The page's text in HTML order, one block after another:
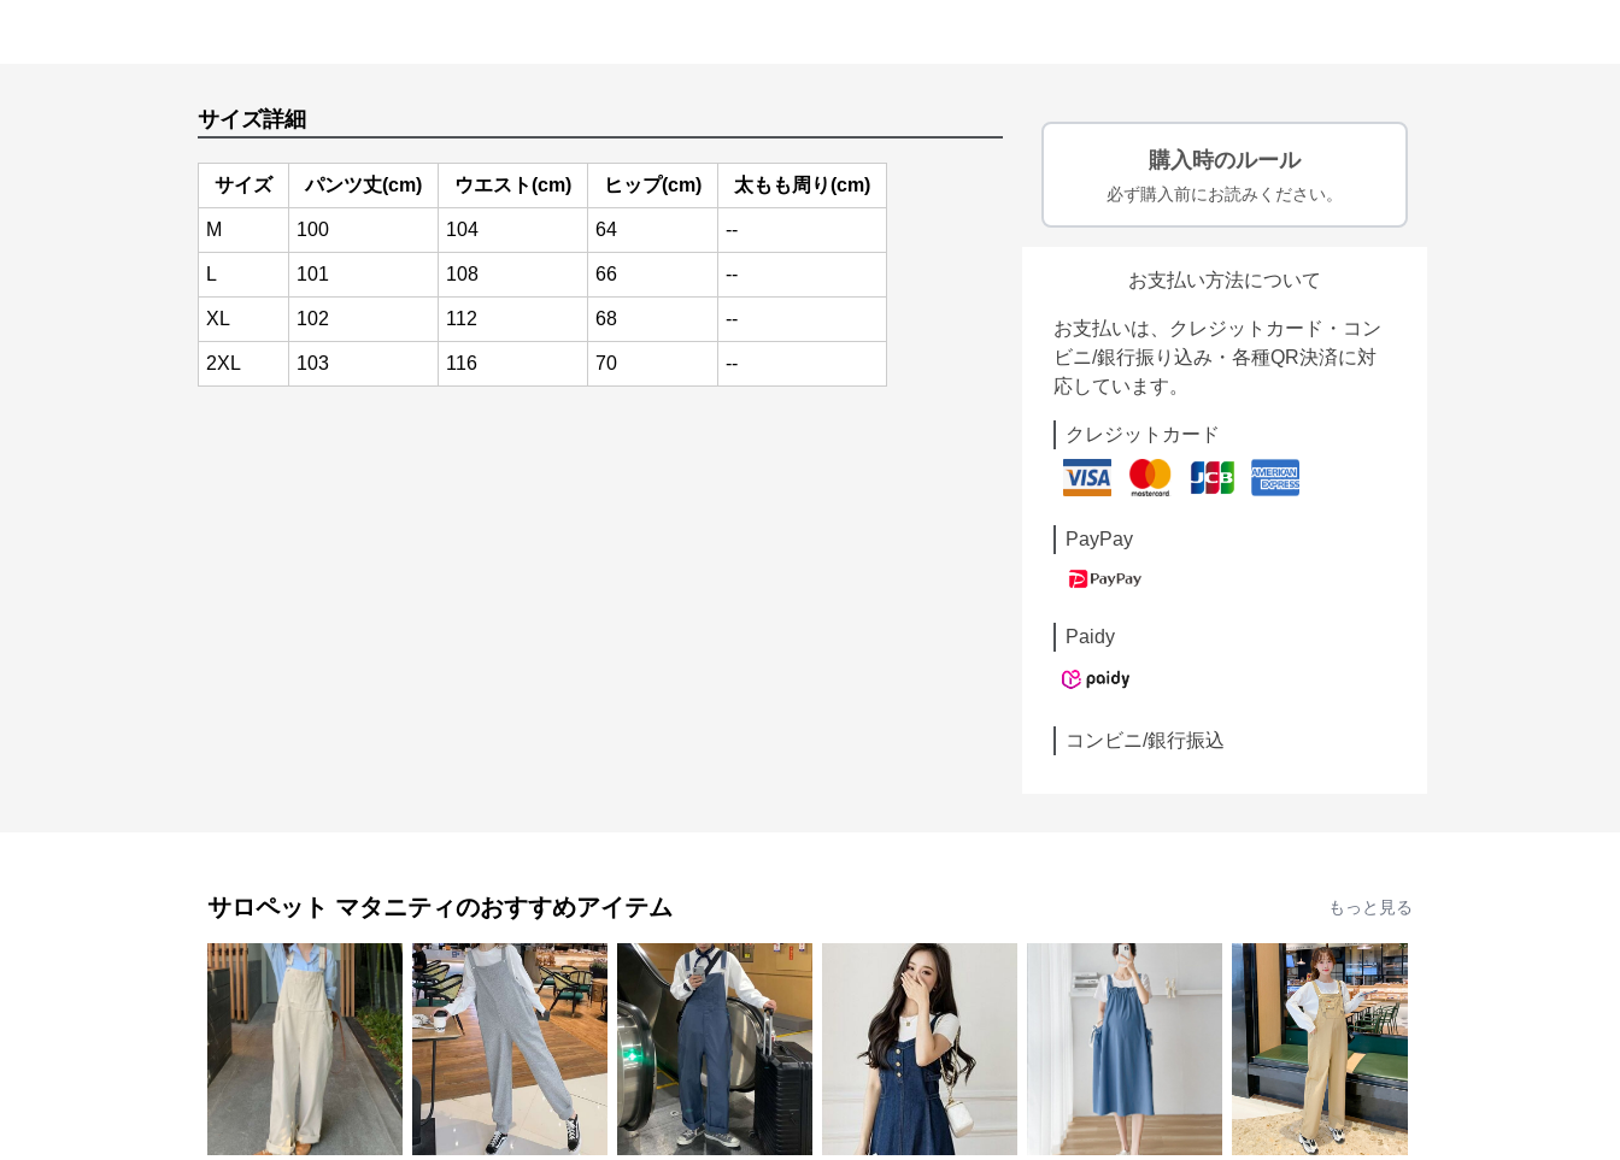
サイズ詳細
サイズ パンツ丈(cm) ウエスト(cm) ヒップ(cm) 太もも周り(cm)
M 100 104 64 --
L 101 108 66 --
XL 102 112 68 --
2XL 103 116 70 --
購入時のルール
必ず購入前にお読みください。
お支払い方法について
お支払いは、クレジットカード・コン
ビニ/銀行振り込み・各種QR決済に対
応しています。
クレジットカード
PayPay
Paidy
コンビニ/銀行振込
サロペット マタニティのおすすめアイテム もっと見る